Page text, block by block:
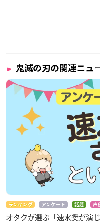
鬼滅の刃の関連ニュ
ランキング アンケート 話題 声
オタクが選ぶ「速水奨が演